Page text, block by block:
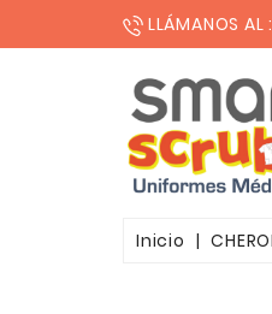
LLÁMANOS
Inicio